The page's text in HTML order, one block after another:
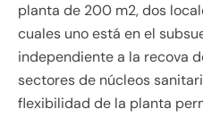
planta de 200 m2, dos
cuales uno está en el
independiente a la recova
sectores de núcleos
flexibilidad de la planta